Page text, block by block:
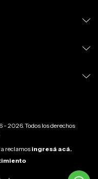
- 2026. Todos los derechos
reclamosingresá acá.